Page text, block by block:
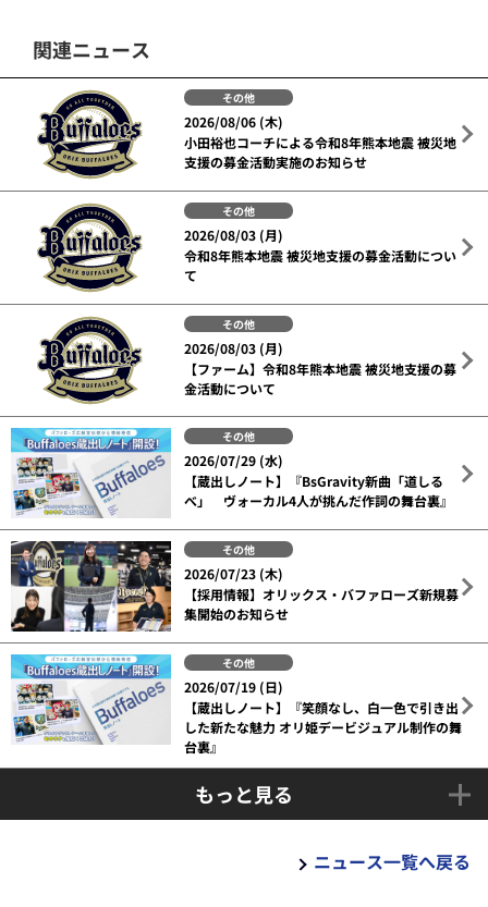
関連ニュース
その他
2026/08/06 (木)
小田裕也コーチによる令和8年熊本地震 被災地
支援の募金活動実施のお知らせ
その他
2026/08/03 (月)
令和8年熊本地震 被災地支援の募金活動につい
て
その他
2026/08/03 (月)
【ファーム】令和8年熊本地震 被災地支援の募
金活動について
その他
2026/07/29 (水)
【蔵出しノート】『BsGravity新曲「道しる
べ」 ヴォーカル4人が挑んだ作詞の舞台裏』
その他
2026/07/23 (木)
【採用情報】オリックス・バファローズ新規募
集開始のお知らせ
その他
2026/07/19 (日)
【蔵出しノート】『笑顔なし、白一色で引き出
した新たな魅力 オリ姫デービジュアル制作の舞
台裏』
もっと見る
ニュース一覧へ戻る